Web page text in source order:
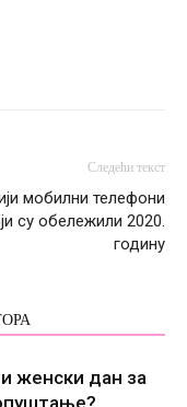
Следећи текст
мобилни телефони
су обележили 2020.
годину
женски дан за